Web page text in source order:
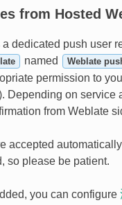
from Hosted
dedicated push user
named Weblate
permission to
Depending on
from Weblate
accepted
so please be patient.
you can configure